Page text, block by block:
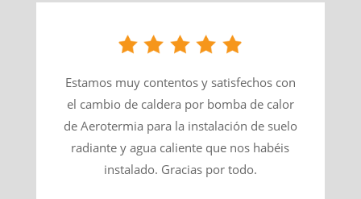
Estamos muy contentos y satisfechos con
el cambio de caldera por bomba de calor
de Aerotermia para la instalación de suelo
radiante y agua caliente que nos habéis
instalado. Gracias por todo.